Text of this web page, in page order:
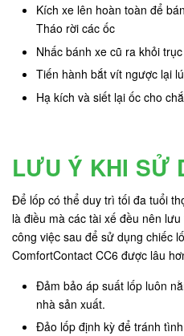
Kích xe lên hoàn toàn để
Tháo rời các ốc
Nhấc bánh xe cũ ra khỏi
Tiến hành bắt vít ngược lại
Hạ kích và siết lại ốc cho
LƯU Ý KHI SỬ
Để lốp có thể duy trì tối đa tuổi
là điều mà các tài xế đều nên
công việc sau để sử dụng chiếc
ComfortContact CC6 được lâu
Đảm bảo áp suất lốp luôn
nhà sản xuất.
Đảo lốp định kỳ để tránh